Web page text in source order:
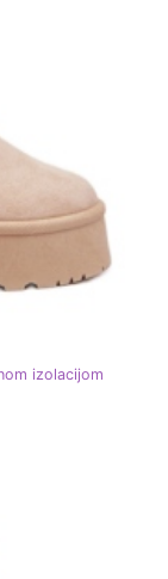
izolacijom